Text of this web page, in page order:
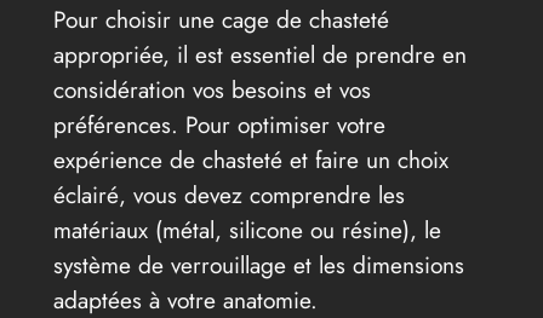
Pour choisir une cage de chasteté
appropriée, il est essentiel de prendre en
considération vos besoins et vos
préférences. Pour optimiser votre
expérience de chasteté et faire un choix
éclairé, vous devez comprendre les
matériaux (métal, silicone ou résine), le
système de verrouillage et les dimensions
adaptées à votre anatomie.